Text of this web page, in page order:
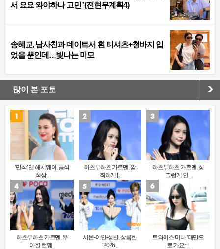
서 요요 와야하나 고민”(전현무계획4)
송혜교, 남사친과 데이트서 흰 티셔츠+청바지 입
었을 뿐인데…빛나는 미모
많이 본 포토
‘만삭’ 앤 해서웨이, 공식
석상..
하츠투하츠 카르멘, 깜
찍하게 [..
하츠투하츠 카르멘, 싱
그럽게 인..
하츠투하츠 카르멘, 우
아한 런웨..
시온-이안-성찬, 상큼한
‘2026 ..
트와이스 미나 ‘대만으
로 가요~..